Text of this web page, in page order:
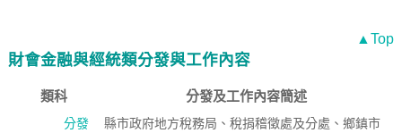
▲Top
財會金融與經統類分發與工作內容
類科 分發及工作內容簡述
分發
縣市政府地方稅務局、稅捐稽徵處及分處、鄉鎮市